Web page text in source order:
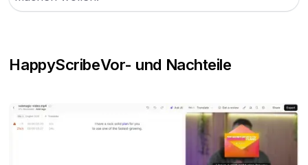
HappyScribeVor- und Nachteile